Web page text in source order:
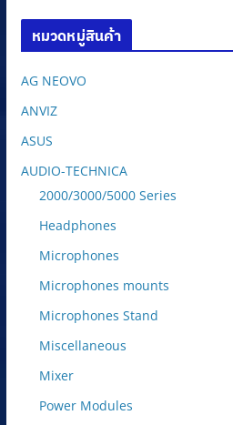
หมวดหมู่สินค้า
AG NEOVO
ANVIZ
ASUS
AUDIO-TECHNICA
2000/3000/5000 Series
Headphones
Microphones
Microphones mounts
Microphones Stand
Miscellaneous
Mixer
Power Modules